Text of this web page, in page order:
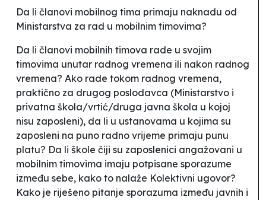
Da li članovi mobilnog tima primaju naknadu od
Ministarstva za rad u mobilnim timovima?
Da li članovi mobilnih timova rade u svojim
timovima unutar radnog vremena ili nakon radnog
vremena? Ako rade tokom radnog vremena,
praktično za drugog poslodavca (Ministarstvo i
privatna škola/vrtić/druga javna škola u kojoj
nisu zaposleni), da li u ustanovama u kojima su
zaposleni na puno radno vrijeme primaju punu
platu? Da li škole čiji su zaposlenici angažovani u
mobilnim timovima imaju potpisane sporazume
između sebe, kako to nalaže Kolektivni ugovor?
Kako je riješeno pitanje sporazuma između javnih i